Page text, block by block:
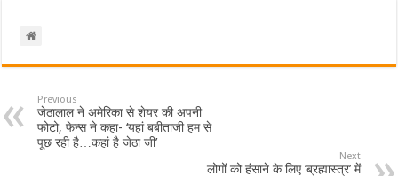
Previous
जेठालाल ने अमेरिका से शेयर की अपनी
फोटो, फेन्स ने कहा- ‘यहां बबीताजी हम से
पूछ रही है…कहां है जेठा जी’
Next
लोगों को हंसाने के लिए ‘ब्रह्मास्त्र’ में